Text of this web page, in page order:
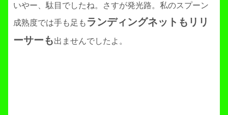
いやー、駄目でしたね。さすが発光路。私のスプーン
成熟度では手も足も ランディングネットもリリ
ーサーも出ませんでしたよ。